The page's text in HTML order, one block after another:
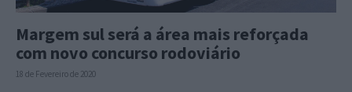
Margem sul será a área mais reforçada
com novo concurso rodoviário
18 de Fevereiro de 2020